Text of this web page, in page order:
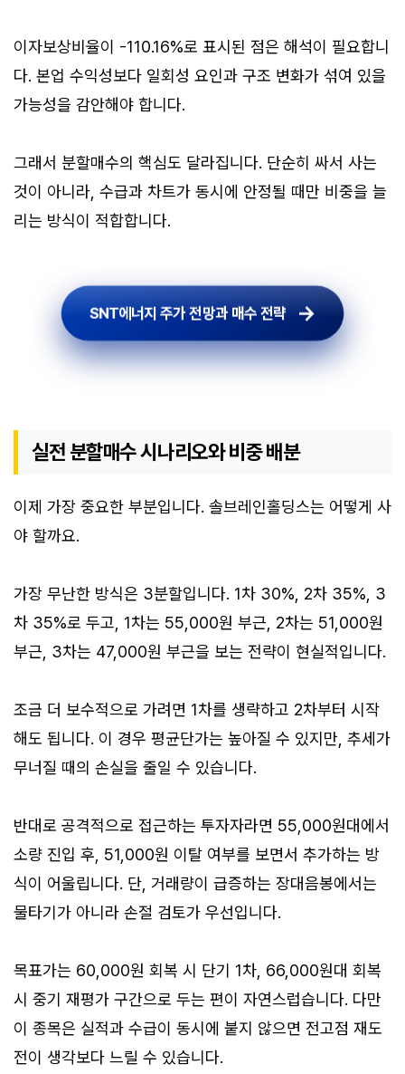
이자보상비율이 -110.16%로 표시된 점은 해석이 필요합니
다. 본업 수익성보다 일회성 요인과 구조 변화가 섞여 있을
가능성을 감안해야 합니다.
그래서 분할매수의 핵심도 달라집니다. 단순히 싸서 사는
것이 아니라, 수급과 차트가 동시에 안정될 때만 비중을 늘
리는 방식이 적합합니다.
SNT에너지 주가 전망과 매수 전략
실전 분할매수 시나리오와 비중 배분
이제 가장 중요한 부분입니다. 솔브레인홀딩스는 어떻게 사
야 할까요.
가장 무난한 방식은 3분할입니다. 1차 30%, 2차 35%, 3
차 35%로 두고, 1차는 55,000원 부근, 2차는 51,000원
부근, 3차는 47,000원 부근을 보는 전략이 현실적입니다.
조금 더 보수적으로 가려면 1차를 생략하고 2차부터 시작
해도 됩니다. 이 경우 평균단가는 높아질 수 있지만, 추세가
무너질 때의 손실을 줄일 수 있습니다.
반대로 공격적으로 접근하는 투자자라면 55,000원대에서
소량 진입 후, 51,000원 이탈 여부를 보면서 추가하는 방
식이 어울립니다. 단, 거래량이 급증하는 장대음봉에서는
물타기가 아니라 손절 검토가 우선입니다.
목표가는 60,000원 회복 시 단기 1차, 66,000원대 회복
시 중기 재평가 구간으로 두는 편이 자연스럽습니다. 다만
이 종목은 실적과 수급이 동시에 붙지 않으면 전고점 재도
전이 생각보다 느릴 수 있습니다.